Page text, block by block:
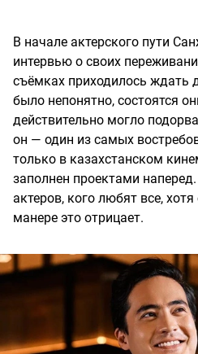
В начале актерского пути
интервью о своих
съёмках приходилось ждать
было непонятно, состоятся
действительно могло
он — один из самых
только в казахстанском
заполнен проектами
актеров, кого любят все,
манере это отрицает.